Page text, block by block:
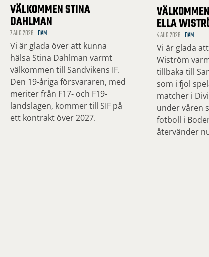
VÄLKOMMEN STINA
DAHLMAN
7 AUG 2026 DAM
Vi är glada över att kunna
hälsa Stina Dahlman varmt
välkommen till Sandvikens IF.
Den 19-åriga försvararen, med
meriter från F17- och F19-
landslagen, kommer till SIF på
ett kontrakt över 2027.
ELLA
4 AUG 2026 DAM
Vi är glada
Wiström
tillbaka till
som i fjol
matcher i
under våren
fotboll i
återvänder